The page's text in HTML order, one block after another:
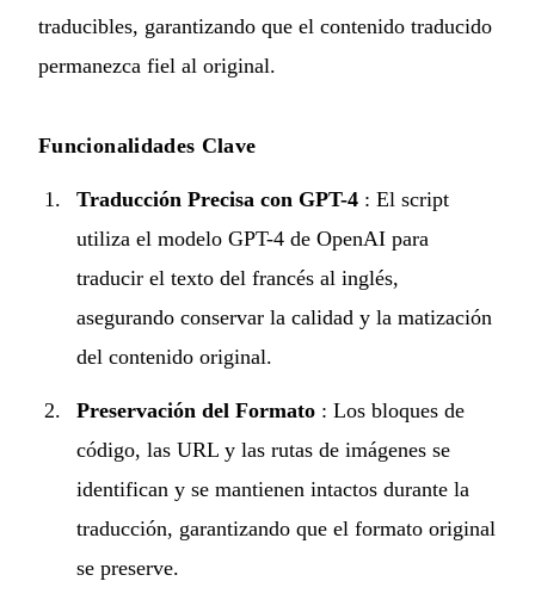
traducibles, garantizando que el contenido traducido
permanezca fiel al original.
Funcionalidades Clave
Traducción Precisa con GPT-4 : El script
utiliza el modelo GPT-4 de OpenAI para
traducir el texto del francés al inglés,
asegurando conservar la calidad y la matización
del contenido original.
Preservación del Formato : Los bloques de
código, las URL y las rutas de imágenes se
identifican y se mantienen intactos durante la
traducción, garantizando que el formato original
se preserve.